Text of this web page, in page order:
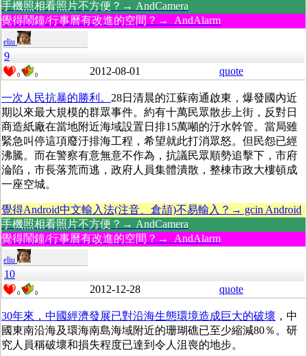
手機照相看照片不方便？→ AndCamera
覺得鬧鐘/行事曆有改進的空間？→ AndAlarm
eliu
9
0 0 2012-08-01 quote
一次人民抗暴的勝利。 28日清晨的江蘇南通啟東，爆發國內近
期以來最大規模的群眾事件。約有十萬民眾散步上街，反對日
商造紙廠在當地附近海域設置日排15萬噸的汙水幹管。當局雖
緊急叫停這項廢汙排海工程，希望就此打消眾怒。但民怨已經
沸騰。而在警察有意無意不作為，抗議民眾順勢追擊下，市府
淪陷，市長落荒而逃，政府人員集體潰散，整棟市政大樓頓成
一座空城。
覺得Android中文輸入法(注音、倉頡)不易輸入？→ gcin Android
手機照相看照片不方便？→ AndCamera
覺得鬧鐘/行事曆有改進的空間？→ AndAlarm
eliu
10
0 0 2012-12-28 quote
30年來，中國經濟發展已對沿海生態環境造成巨大的破壞 ，中
國東南沿海及環海南島海域附近的珊瑚礁已至少縮減80％。研
究人員稱破壞和損失程度已達到令人沮喪的地步。